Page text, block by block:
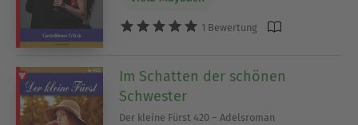
1 Bewertung
Im Schatten der schönen
Schwester
Der kleine Fürst 420 – Adelsroman